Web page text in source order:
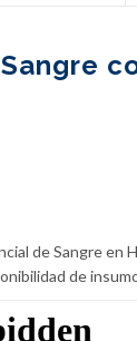
de Sangre en
de